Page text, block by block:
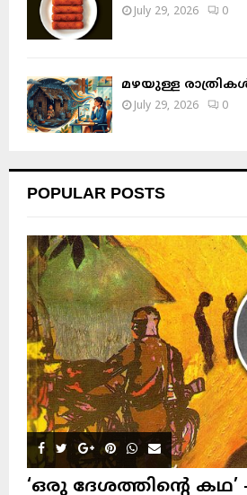
July 29, 2026 0
മഴയുള്ള
July 29, 2026 0
POPULAR POSTS
‘ഒരു ദേശത്തിന്റെ